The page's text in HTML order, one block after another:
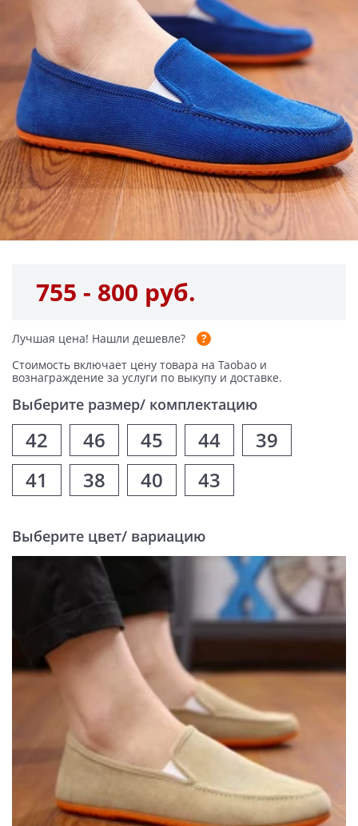
755 - 800 руб.
Лучшая цена! Нашли дешевле?
Стоимость включает цену товара на Taobao и
вознаграждение за услуги по выкупу и доставке.
Выберите размер/ комплектацию
42 46 45 44
39
41
38 40 43
Выберите цвет/ вариацию